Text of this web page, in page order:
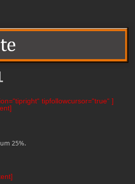
tipfollowcursor=“true“ ]
25%.